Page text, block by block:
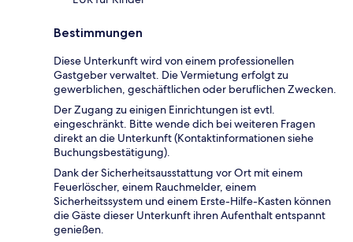
Bestimmungen
Diese Unterkunft wird von einem professionellen
Gastgeber verwaltet. Die Vermietung erfolgt zu
gewerblichen, geschäftlichen oder beruflichen Zwecken.
Der Zugang zu einigen Einrichtungen ist evtl.
eingeschränkt. Bitte wende dich bei weiteren Fragen
direkt an die Unterkunft (Kontaktinformationen siehe
Buchungsbestätigung).
Dank der Sicherheitsausstattung vor Ort mit einem
Feuerlöscher, einem Rauchmelder, einem
Sicherheitssystem und einem Erste-Hilfe-Kasten können
die Gäste dieser Unterkunft ihren Aufenthalt entspannt
genießen.